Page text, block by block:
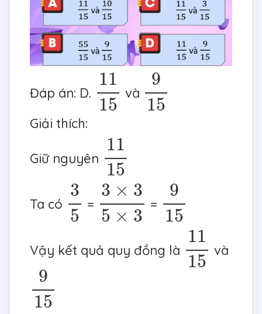
Đáp án: D.
11
15
11 15
và
9
15
15
Giải thích:
Giữ nguyên
11
15
11 15
Ta có
3
5
35
=
3 × 3
5 × 3
3× 5 × 3
=
9
15
15
Vậy kết quả quy đồng là
11
15
11 15
và
9
15
15